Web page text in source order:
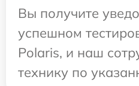
Вы получите
успешном
Polaris, и наш
технику по